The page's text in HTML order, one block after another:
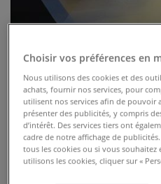
Choisir vos préférences en
Nous utilisons des cookies et des
achats, fournir nos services, pour
utilisent nos services afin de
présenter des publicités, y compris
d’intérêt. Des services tiers ont
cadre de notre affichage de
tous les cookies ou si vous
utilisons les cookies, cliquer sur «